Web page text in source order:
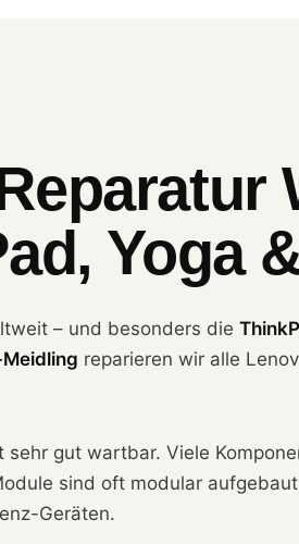
Yoga
– und besonders die
reparieren wir alle
gut wartbar. Viele
sind oft modular
Geräten.